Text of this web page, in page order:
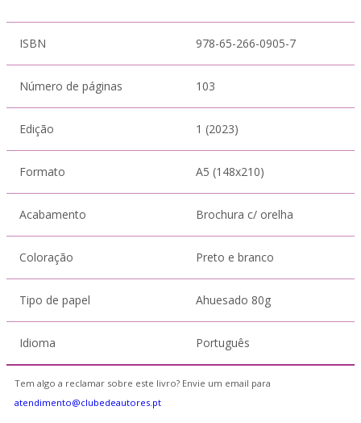
ISBN 978-65-266-0905-7
Número de páginas 103
Edição 1 (2023)
Formato A5 (148x210)
Acabamento Brochura c/ orelha
Coloração Preto e branco
Tipo de papel Ahuesado 80g
Idioma Português
Tem algo a reclamar sobre este livro? Envie um email para
atendimento@clubedeautores.pt